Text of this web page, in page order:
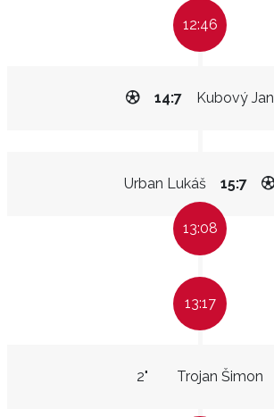
12:46
Kubový Jan
14:7
Urban Lukáš 15:7
13:08
13:17
Trojan Šimon
2"